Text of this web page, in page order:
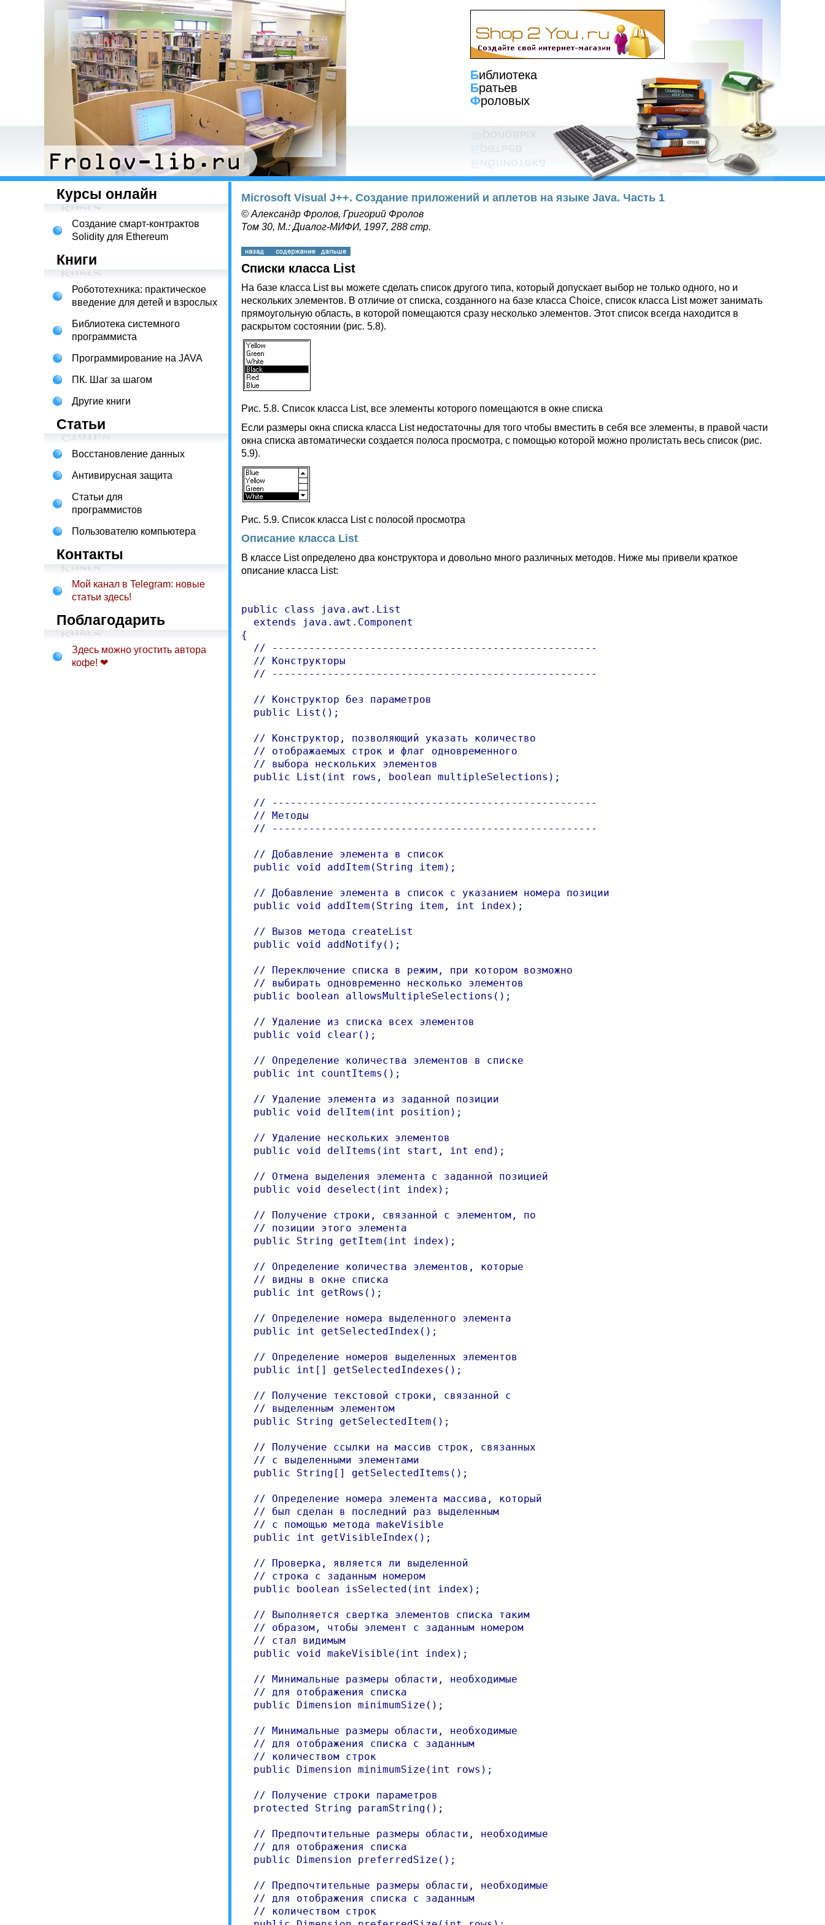
Библиотека
Братьев
Фроловых
Курсы онлайн
Создание смарт-контрактов
Solidity для Ethereum
Книги
Робототехника: практическое
введение для детей и взрослых
Библиотека системного
программиста
Программирование на JAVA
ПК. Шаг за шагом
Другие книги
Статьи
Восстановление данных
Антивирусная защита
Статьи для
программистов
Пользователю компьютера
Контакты
Мой канал в Telegram: новые
статьи здесь!
Поблагодарить
Здесь можно угостить автора
кофе! ❤
Microsoft Visual J++. Создание приложений и аплетов на языке Java. Часть 1
© Александр Фролов, Григорий Фролов
Том 30, М.: Диалог-МИФИ, 1997, 288 стр.
Списки класса List
На базе класса List вы можете сделать список другого типа, который допускает выбор не только одного, но и
нескольких элементов. В отличие от списка, созданного на базе класса Choice, список класса List может занимать
прямоугольную область, в которой помещаются сразу несколько элементов. Этот список всегда находится в
раскрытом состоянии (рис. 5.8).
Рис. 5.8. Список класса List, все элементы которого помещаются в окне списка
Если размеры окна списка класса List недостаточны для того чтобы вместить в себя все элементы, в правой части
окна списка автоматически создается полоса просмотра, с помощью которой можно пролистать весь список (рис.
5.9).
Рис. 5.9. Список класса List с полосой просмотра
Описание класса List
В классе List определено два конструктора и довольно много различных методов. Ниже мы привели краткое
описание класса List:
public class java.awt.List
  extends java.awt.Component
{
  // -----------------------------------------------------
  // Конструкторы
  // -----------------------------------------------------
  // Конструктор без параметров
  public List();
  // Конструктор, позволяющий указать количество
  // отображаемых строк и флаг одновременного
  // выбора нескольких элементов
  public List(int rows, boolean multipleSelections);
  // -----------------------------------------------------
  // Методы
  // -----------------------------------------------------
  // Добавление элемента в список
  public void addItem(String item);
  // Добавление элемента в список с указанием номера позиции
  public void addItem(String item, int index);
  // Вызов метода createList
  public void addNotify();
  // Переключение списка в режим, при котором возможно
  // выбирать одновременно несколько элементов
  public boolean allowsMultipleSelections();
  // Удаление из списка всех элементов
  public void clear();
  // Определение количества элементов в списке
  public int countItems();
  // Удаление элемента из заданной позиции
  public void delItem(int position);
  // Удаление нескольких элементов
  public void delItems(int start, int end);
  // Отмена выделения элемента с заданной позицией
  public void deselect(int index);
  // Получение строки, связанной с элементом, по
  // позиции этого элемента
  public String getItem(int index);
  // Определение количества элементов, которые
  // видны в окне списка
  public int getRows();
  // Определение номера выделенного элемента
  public int getSelectedIndex();
  // Определение номеров выделенных элементов
  public int[] getSelectedIndexes();
  // Получение текстовой строки, связанной с
  // выделенным элементом
  public String getSelectedItem();
  // Получение ссылки на массив строк, связанных
  // с выделенными элементами
  public String[] getSelectedItems();
  // Определение номера элемента массива, который
  // был сделан в последний раз выделенным
  // с помощью метода makeVisible
  public int getVisibleIndex();
  // Проверка, является ли выделенной
  // строка с заданным номером
  public boolean isSelected(int index);
  // Выполняется свертка элементов списка таким
  // образом, чтобы элемент с заданным номером
  // стал видимым
  public void makeVisible(int index);
  // Минимальные размеры области, необходимые
  // для отображения списка
  public Dimension minimumSize();
  // Минимальные размеры области, необходимые
  // для отображения списка с заданным
  // количеством строк
  public Dimension minimumSize(int rows);
  // Получение строки параметров
  protected String paramString();
  // Предпочтительные размеры области, необходимые
  // для отображения списка
  public Dimension preferredSize();
  // Предпочтительные размеры области, необходимые
  // для отображения списка с заданным
  // количеством строк